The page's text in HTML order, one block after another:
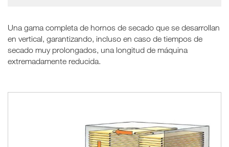
Una gama completa de hornos de secado que se desarrollan
en vertical, garantizando, incluso en caso de tiempos de
secado muy prolongados, una longitud de máquina
extremadamente reducida.